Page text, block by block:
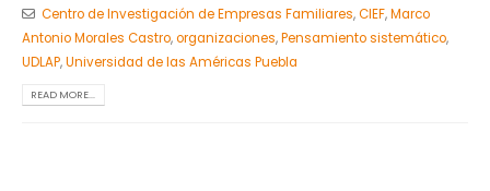
Centro de Investigación de Empresas Familiares,CIEF,Marco
Antonio Morales Castro,organizaciones,Pensamiento sistemático,
UDLAP,Universidad de las Américas Puebla
READ MORE...